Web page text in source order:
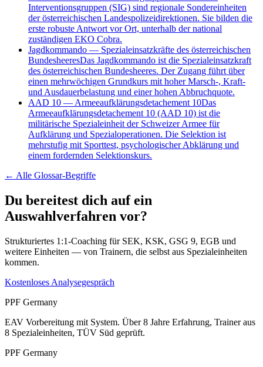
Interventionsgruppen (SIG) sind regionale Sondereinheiten
der österreichischen Landespolizeidirektionen. Sie bilden die
erste robuste Antwort vor Ort, unterhalb der national
zuständigen EKO Cobra.
Jagdkommando — Spezialeinsatzkräfte des österreichischen
BundesheeresDas Jagdkommando ist die Spezialeinsatzkraft
des österreichischen Bundesheeres. Der Zugang führt über
einen mehrwöchigen Grundkurs mit hoher Marsch-, Kraft-
und Ausdauerbelastung und einer hohen Abbruchquote.
AAD 10 —Armeeaufklärungsdetachement 10Das
Armeeaufklärungsdetachement 10 (AAD 10) ist die
militärische Spezialeinheit der Schweizer Armee für
Aufklärung und Spezialoperationen. Die Selektion ist
mehrstufig mit Sporttest, psychologischer Abklärung und
einem fordernden Selektionskurs.
← Alle Glossar-Begriffe
Du bereitest dich auf ein
Auswahlverfahren vor?
Strukturiertes 1:1-Coaching für SEK, KSK, GSG 9, EGB und
weitere Einheiten — von Trainern, die selbst aus Spezialeinheiten
kommen.
Kostenloses Analysegespräch
PPF Germany
EAV Vorbereitung mit System. Über 8 Jahre Erfahrung, Trainer aus
8 Spezialeinheiten, TÜV Süd geprüft.
PPF Germany